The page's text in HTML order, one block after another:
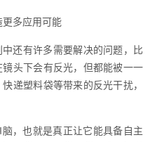
多应用可能
还有许多需要解决的问题，比
头下会有反光，但都能被一一
递塑料袋等带来的反光干扰，
，也就是真正让它能具备自主